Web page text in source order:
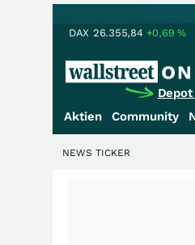
DAX 26.355,84 +0,69%
Aktien Community
NEWS TICKER